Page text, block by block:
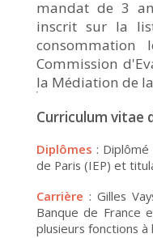
mandat de 3
inscrit sur la
Commission
la Médiation de
Curriculum vitae
Diplômes : Diplômé
de Paris (IEP) et
Carrière : Gilles
Banque de France
plusieurs fonctions à